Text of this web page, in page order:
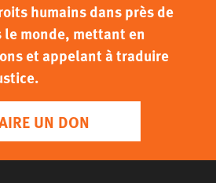
humains dans près de
le monde, mettant en
et appelant à traduire
UN DON